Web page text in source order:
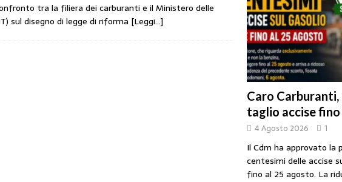
COMUNICATI STAMPA
Taglio delle accise, il prezzo è libero: i controlli non diventino una presunzione di colpevolezza
Enilive accelera gli utili: profitti più che raddoppiati mentre cresce la rete carburanti
Taglio accise, il Cdm approva il decreto: sconto di 17 centesimi solo sul diesel fino al 6 agosto
“Da ‘Qui ci puoi fare anche benzina’ a ‘Qui la benzina non c’è’: l’emergenza approvvigionamenti
tra la filiera dei carburanti e il Ministero delle
sul disegno di legge di riforma [Leggi…]
Caro
taglio accise
4 Agosto 2026 1
Il Cdm ha approvato la
centesimi delle accise
fino al 25 agosto. La